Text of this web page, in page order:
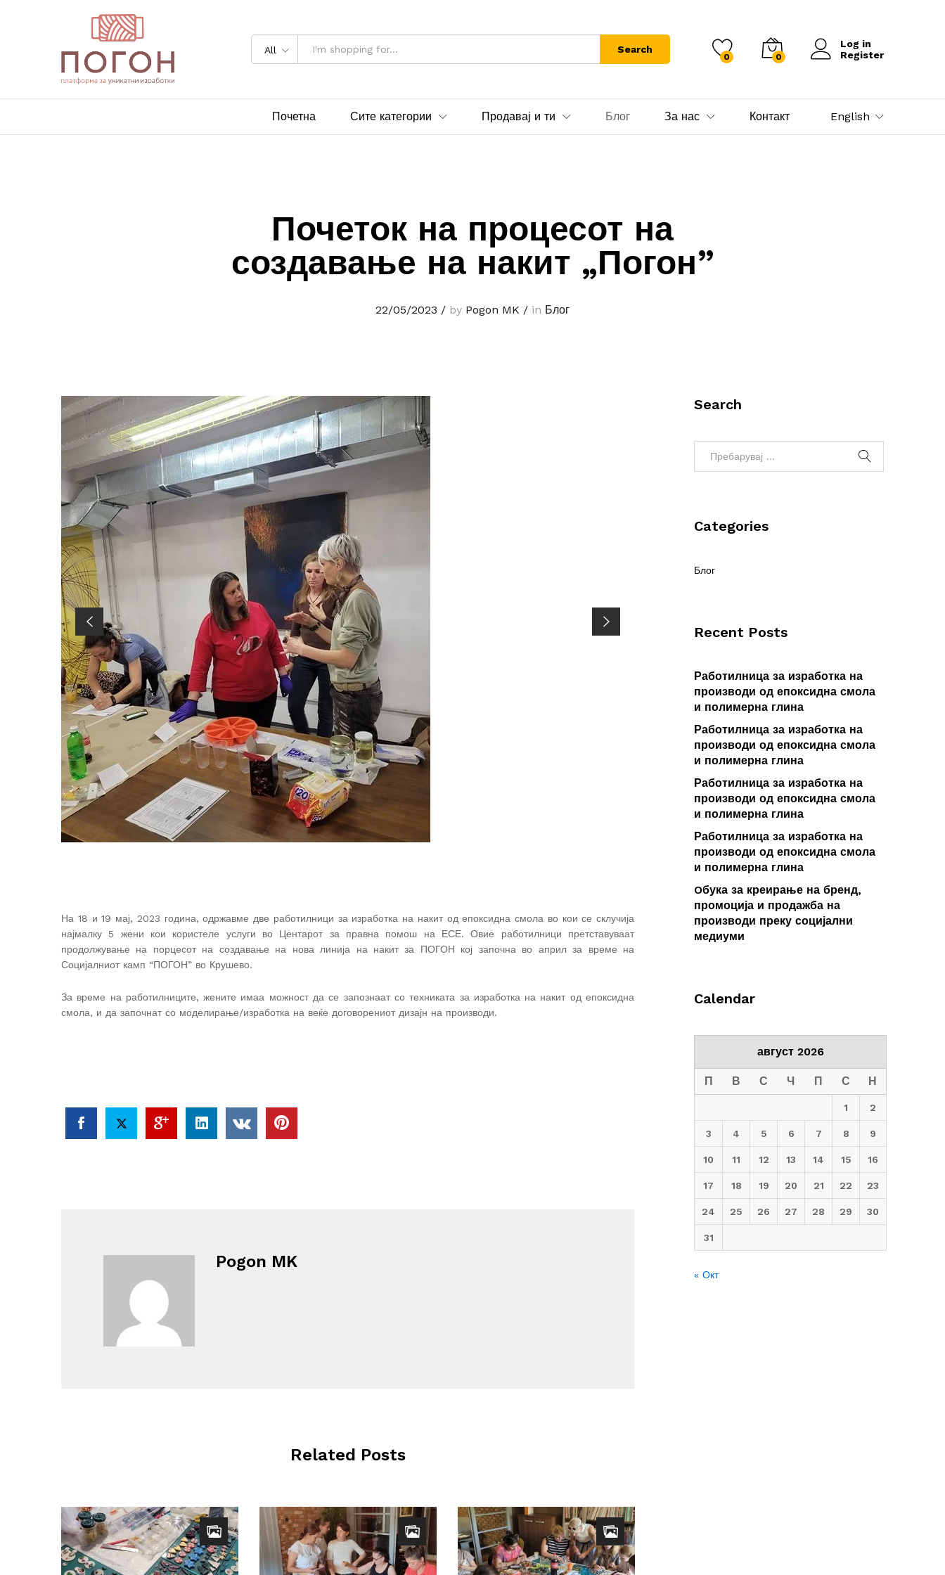
All Search
0 0
Log in
Register
Почетна Сите категории Продавај и ти Блог За нас Контакт English
Почеток на процесот на
создавање на накит „Погон”
22/05/2023 / by Pogon MK / in Блог
На 18 и 19 мај, 2023 година, одржавме две работилници за изработка на накит од епоксидна смола во кои се склучија
најмалку 5 жени кои користеле услуги во Центарот за правна помош на ЕСЕ. Овие работилници претставуваат
продолжување на порцесот на создавање на нова линија на накит за ПОГОН кој започна во април за време на
Социјалниот камп “ПОГОН” во Крушево.
За време на работилниците, жените имаа можност да се запознаат со техниката за изработка на накит од епоксидна
смола, и да започнат со моделирање/изработка на веќе договорениот дизајн на производи.
Pogon MK
Related Posts
Search
Categories
Блог
Recent Posts
Работилница за изработка на
производи од епоксидна смола
и полимерна глина
Работилница за изработка на
производи од епоксидна смола
и полимерна глина
Работилница за изработка на
производи од епоксидна смола
и полимерна глина
Работилница за изработка на
производи од епоксидна смола
и полимерна глина
Oбука за креирање на бренд,
промоција и продажба на
производи преку социјални
медиуми
Calendar
август 2026
П В С Ч П С Н
1 2
3 4 5 6 7 8 9
10 11 12 13 14 15 16
17 18 19 20 21 22 23
24 25 26 27 28 29 30
31
« Окт